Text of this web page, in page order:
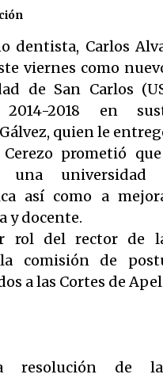
dentista, Carlos
viernes como
de San Carlos
2014-2018 en
quien le
Cerezo prometió
una universidad
así como a
y docente.
rol del rector de
comisión de
a las Cortes de
resolución de